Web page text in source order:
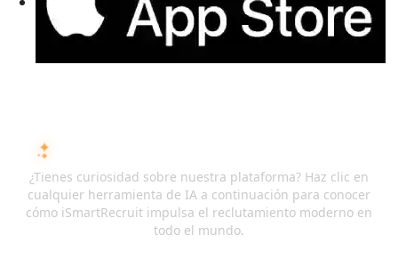
¿Tienes curiosidad sobre nuestra plataforma? Haz clic en
cualquier herramienta de IA a continuación para conocer
cómo iSmartRecruit impulsa el reclutamiento moderno en
todo el mundo.